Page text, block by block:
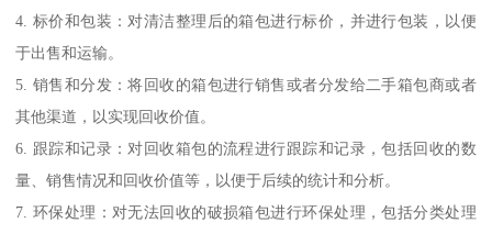
4. 标价和包装：对清洁整理后的箱包进行标价，并进行包装，以便
于出售和运输。
5. 销售和分发：将回收的箱包进行销售或者分发给二手箱包商或者
其他渠道，以实现回收价值。
6. 跟踪和记录：对回收箱包的流程进行跟踪和记录，包括回收的数
量、销售情况和回收价值等，以便于后续的统计和分析。
7. 环保处理：对无法回收的破损箱包进行环保处理，包括分类处理